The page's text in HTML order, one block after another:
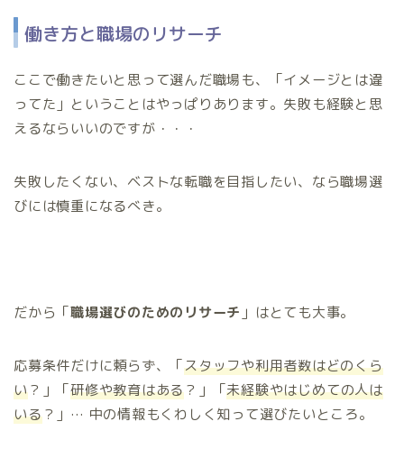
働き方と職場のリサーチ
ここで働きたいと思って選んだ職場も、「イメージとは違
ってた」ということはやっぱりあります。失敗も経験と思
えるならいいのですが・・・
失敗したくない、ベストな転職を目指したい、なら職場選
びには慎重になるべき。
だから「職場選びのためのリサーチ 」はとても大事。
応募条件だけに頼らず、「スタッフや利用者数はどのくら
い？」「研修や教育はある？」「未経験やはじめての人は
いる？」… 中の情報もくわしく知って選びたいところ。